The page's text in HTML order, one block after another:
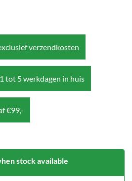
verzendkosten
tot 5 werkdagen in huis
€99,-
stock available